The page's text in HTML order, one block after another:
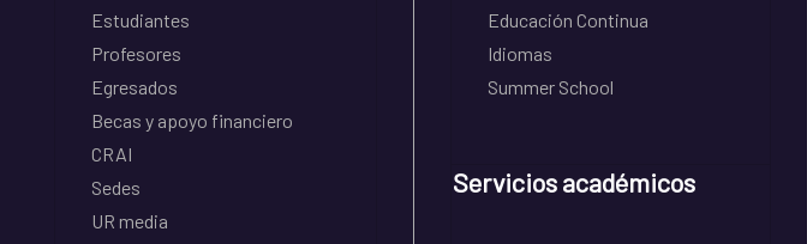
Estudiantes
Profesores
Egresados
Becas y apoyo financiero
CRAI
Sedes
UR media
Educación Continua
Idiomas
Summer School
Servicios académicos